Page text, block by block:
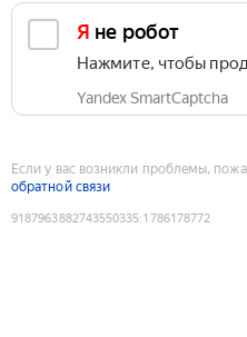
Я не робот
Нажмите, чтобы
Yandex SmartCaptcha
Если у вас возникли проблемы,
обратной связи
9187963882743550335:1786178772